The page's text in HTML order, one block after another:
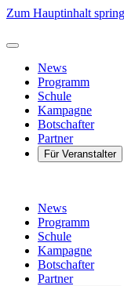
Zum Hauptinhalt
News
Programm
Schule
Kampagne
Botschafter
Partner
Für Veranstalter
News
Programm
Schule
Kampagne
Botschafter
Partner